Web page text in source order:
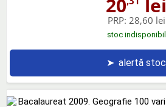
PRP: 28,60 lei
stoc indisponibil
➤ alertă stoc